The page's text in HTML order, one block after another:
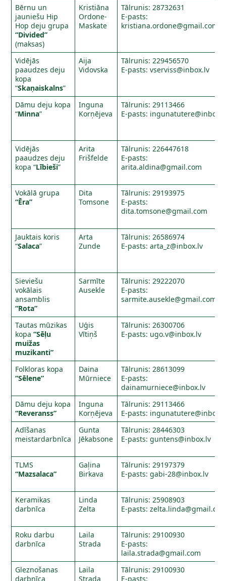
Bērnu un
jauniešu Hip
Hop deju grupa
“Divided”
(maksas)
Kristiāna
Ordone-
Maskate
Tālrunis: 28732631
E-pasts:
kristiana.ordone@gmail.com
Vidējās
paaudzes deju
kopa
“Skaņaiskalns”
Aija
Vidovska
Tālrunis: 229456570
E-pasts:vserviss@inbox.lv
Dāmu deju kopa
“Minna”
Inguna
Korņējeva
Tālrunis: 29113466
E-pasts:
Vidējās
paaudzes deju
kopa “Lībieši”
Arita
Frišfelde
Tālrunis: 226447618
E-pasts:
arita.aldina@gmail.com
Vokālā grupa
“Ēra”
Dita
Tomsone
Tālrunis: 29193975
E-pasts:
dita.tomsone@gmail.com
Jauktais koris
“Salaca”
Arta
Zunde
Tālrunis: 26586974
E-pasts:arta_z@inbox.lv
Sieviešu
vokālais
ansamblis
“Rota”
Sarmīte
Ausekle
Tālrunis: 29222070
E-pasts:
sarmite.ausekle@gmail.com
Tautas mūzikas
kopa“Sēļu
muižas
muzikanti”
Uģis
Vītiņš
Tālrunis: 26300706
E-pasts: ugo.v@inbox.lv
Folkloras kopa
“Sēlene”
Daina
Mūrniece
Tālrunis: 28613099
E-pasts:
dainamurniece@inbox.lv
Dāmu deju kopa
“Reveranss”
Inguna
Korņējeva
Tālrunis: 29113466
E-pasts:
Adīšanas
meistardarbnīca
Gunta
Jēkabsone
Tālrunis: 28446303
E-pasts:guntens@inbox.lv
TLMS
“Mazsalaca”
Gaļina
Birkava
Tālrunis: 29197379
E-pasts:gabi-28@inbox.lv
Keramikas
darbnīca
Linda
Zelta
Tālrunis: 25908903
E-pasts:
Roku darbu
darbnīca
Laila
Strada
Tālrunis: 29100930
E-pasts:
laila.strada@gmail.com
Gleznošanas
darbnīca
Laila
Strada
Tālrunis: 29100930
E-pasts: